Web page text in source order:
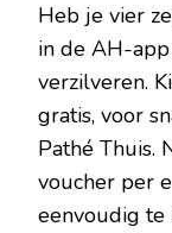
Heb je vier
in de AH-
verzilveren.
gratis, voor
Pathé Thuis.
voucher per
eenvoudig te